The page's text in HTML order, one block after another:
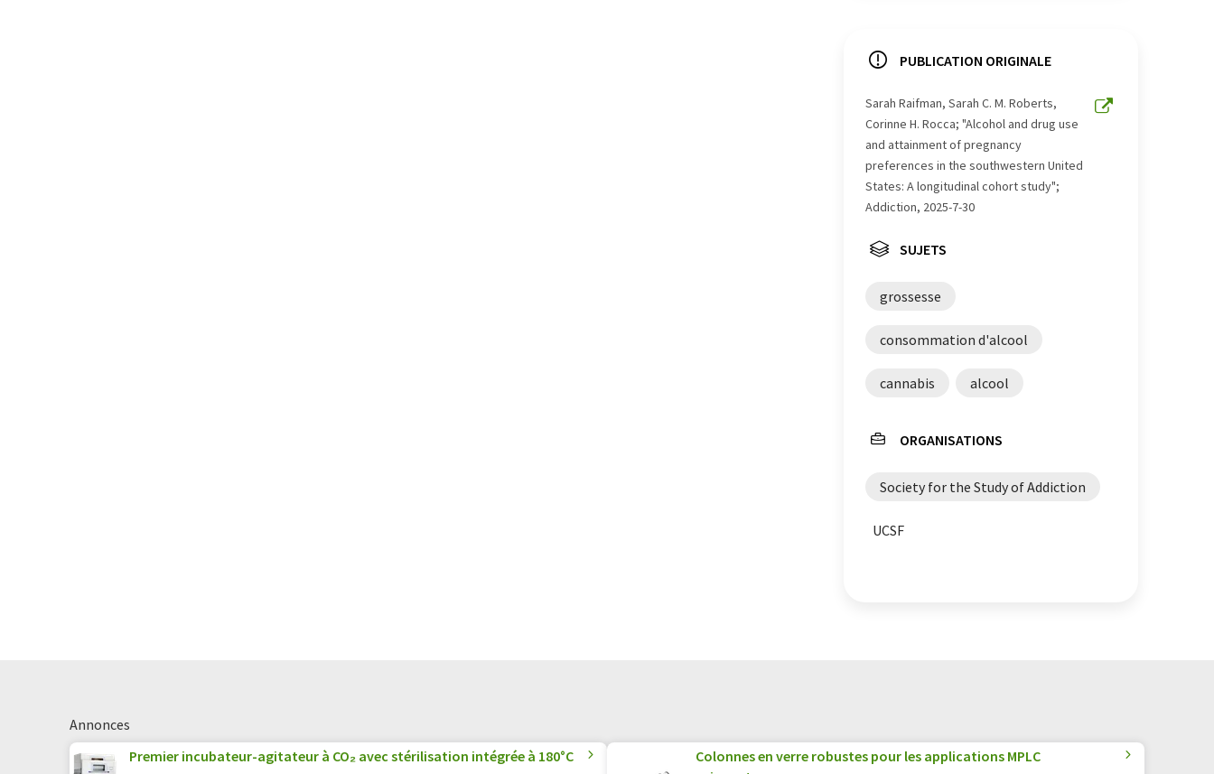
PUBLICATION ORIGINALE
Sarah Raifman, Sarah C. M. Roberts,
Corinne H. Rocca; "Alcohol and drug use
and attainment of pregnancy
preferences in the southwestern United
States: A longitudinal cohort study";
Addiction, 2025-7-30
SUJETS
grossesse
consommation d'alcool
cannabis alcool
ORGANISATIONS
Society for the Study of Addiction
UCSF
Annonces
Premier incubateur-agitateur à CO₂ avec stérilisation intégrée à 180°C
Colonnes en verre robustes pour les applications MPLC